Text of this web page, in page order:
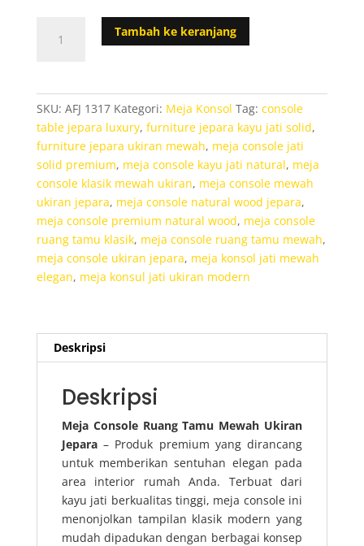
Meja
Ukiran
Tambah ke keranjang
SKU: AFJ 1317 Kategori: Meja Konsol Tag: console
table jepara luxury, furniture jepara kayu jati solid,
furniture jepara ukiran mewah, meja console jati
solid premium, meja console kayu jati natural, meja
console klasik mewah ukiran, meja console mewah
ukiran jepara, meja console natural wood jepara,
meja console premium natural wood, meja console
ruang tamu klasik, meja console ruang tamu mewah,
meja console ukiran jepara, meja konsol jati mewah
elegan, meja konsul jati ukiran modern
Deskripsi
Deskripsi
Meja Console Ruang Tamu Mewah Ukiran
Jepara– Produk premium yang dirancang
untuk memberikan sentuhan elegan pada
area interior rumah Anda. Terbuat dari
kayu jati berkualitas tinggi, meja console ini
menonjolkan tampilan klasik modern yang
mudah dipadukan dengan berbagai konsep